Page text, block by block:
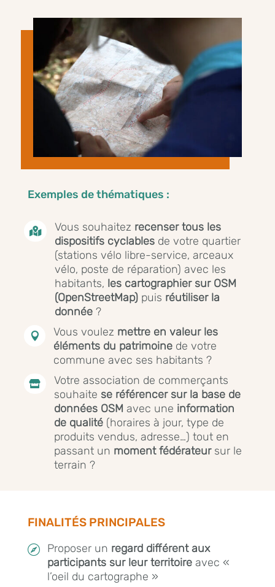
Exemples de thématiques :
 Vous souhaitez recenser tous les
dispositifs cyclablesde votre quartier
(stations vélo libre-service, arceaux
vélo, poste de réparation) avec les
habitants, les cartographier sur OSM
(OpenStreetMap)puis réutiliser la
donnée?
 Vous voulez mettre en valeur les
éléments du patrimoinede votre
commune avec ses habitants ?

Votre association de commerçants
souhaite se référencer sur la base de
données OSM avec une information
de qualité(horaires à jour, type de
produits vendus, adresse…) tout en
passant un moment fédérateursur le
terrain ?
FINALITÉS PRINCIPALES
 Proposer un regard différent aux
participants sur leur territoireavec «
l’oeil du cartographe »